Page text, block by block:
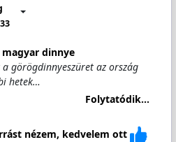
dinnye
görögdinnyeszüret az ország
hetek…
Folytatódik...
nézem, kedvelem ott